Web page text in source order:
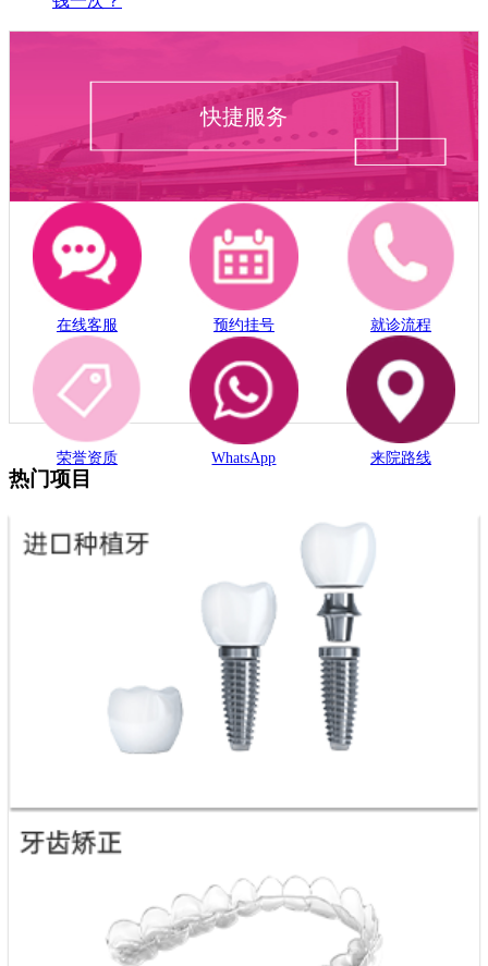
快捷服务
在线客服 预约挂号 就诊流程
荣誉资质 WhatsApp 来院路线
热门项目